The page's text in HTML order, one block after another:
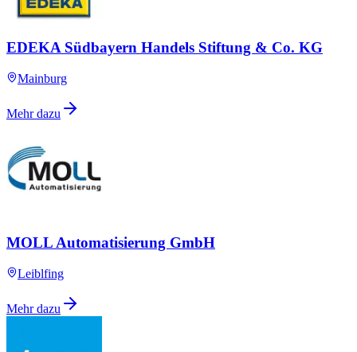
EDEKA Südbayern Handels Stiftung & Co. KG
Mainburg
Mehr dazu
MOLL Automatisierung GmbH
Leiblfing
Mehr dazu